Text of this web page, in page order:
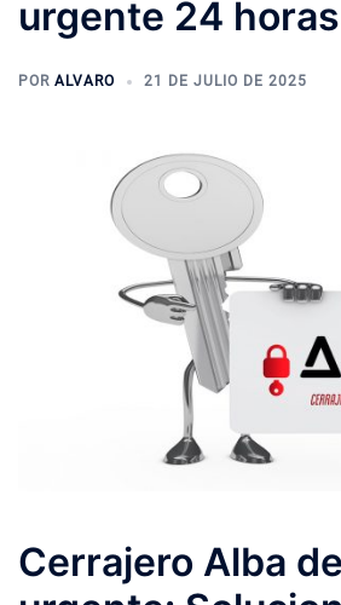
urgente 24 horas
POR ALVARO 21 DE JULIO DE 2025
Cerrajero Alba